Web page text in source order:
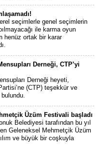
seçimlerle genel seçimlerin
ile karma oyun
henüz ortak bir karar
Derneği, CTP’yi
Derneği heyeti,
(CTP) teşekkür ve
Üzüm Festivali başladı
Belediyesi tarafından bu yıl
Geleneksel Mehmetçik Üzüm
ve büyük bir coşkuyla